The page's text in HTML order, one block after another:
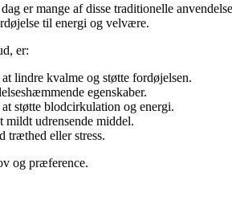
er mange af disse traditionelle
til energi og velvære.
er:
lindre kvalme og støtte fordøjelsen.
egenskaber.
støtte blodcirkulation og energi.
mildt udrensende middel.
træthed eller stress.
og præference.